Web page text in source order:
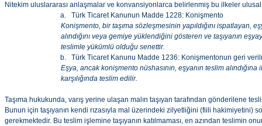
Nitekim uluslararası anlaşmalar ve konvansiyonlarca belirlenmiş bu ilkeler ulusal
a. Türk Ticaret Kanunun Madde 1228: Konişmento
Konişmento, bir taşıma sözleşmesinin yapıldığını ispatlayan,
alındığını veya gemiye yüklendiğini gösteren ve taşıyanın
teslimle yükümlü olduğu senettir.
b. Türk Ticaret Kanunu Madde 1236: Konişmentonun geri
Eşya, ancak konişmento nüshasının, eşyanın teslim
karşılığında teslim edilir.
Taşıma hukukunda, varış yerine ulaşan malın taşıyan tarafından gönderilene
Bunun için taşıyanın kendi rızasıyla mal üzerindeki zilyetliğini (fiili hakimiyetini)
gerekmektedir. Bu teslim işlemine taşıyanın katılmaması, en azından teslimin